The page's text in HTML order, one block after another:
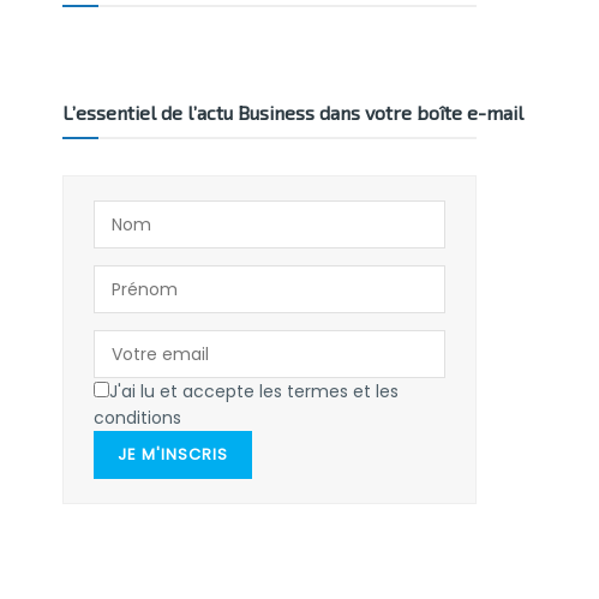
L’essentiel de l’actu Business dans votre boîte e-mail
J'ai lu et accepte les termes et les
conditions
JE M'INSCRIS